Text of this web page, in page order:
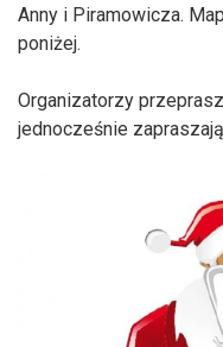
Anny i Piramowicza.
poniżej.
Organizatorzy
jednocześnie